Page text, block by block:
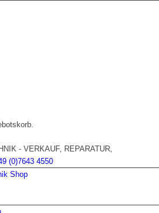
- VERKAUF, REPARATUR,
(0)7643 4550